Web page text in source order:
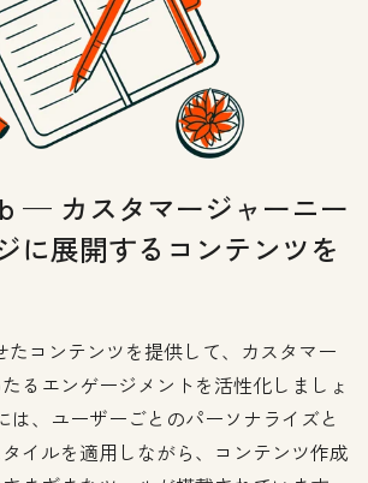
— カスタマージャーニー
に展開するコンテンツを
たコンテンツを提供して、カスタマー
るエンゲージメントを活性化しましょ
は、ユーザーごとのパーソナライズと
イルを適用しながら、コンテンツ作成